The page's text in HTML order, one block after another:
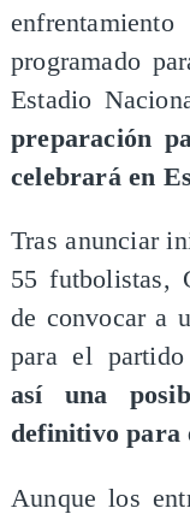
programado
Estadio
preparación
celebrará en
Tras anunciar
55 futbolistas,
de convocar a
para el partido
así una
definitivo para
Aunque los